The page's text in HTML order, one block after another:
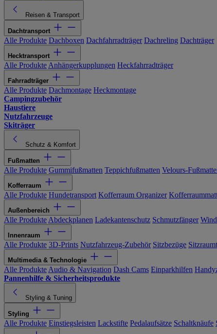
Reisen & Transport
Dachtransport
Alle Produkte Dachboxen Dachfahrradträger Dachreling Dachträger
Hecktransport
Alle Produkte Anhängerkupplungen Heckfahrradträger
Fahrradträger
Alle Produkte Dachmontage Heckmontage
Campingzubehör
Haustiere
Nutzfahrzeuge
Skiträger
Schutz & Komfort
Fußmatten
Alle Produkte Gummifußmatten Teppichfußmatten Velours-
Kofferraum
Alle Produkte Hundetransport Kofferraum Organizer
Außenbereich
Alle Produkte Abdeckplanen Ladekantenschutz Schmutzfänger
Innenraum
Alle Produkte 3D-Prints Nutzfahrzeug-Zubehör Sitzbezüge
Multimedia & Technologie
Alle Produkte Audio & Navigation Dash Cams Einparkhilfen
Pannenhilfe & Sicherheitsprodukte
Styling & Tuning
Styling
Alle Produkte Einstiegsleisten Lackstifte Pedalaufsätze Schaltknäufe